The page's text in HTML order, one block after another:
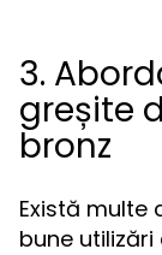
3.
greșite
bronz
Există multe
bune